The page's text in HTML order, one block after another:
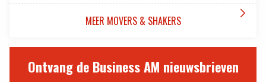
MEER MOVERS & SHAKERS 
Ontvang de Business AM nieuwsbrieven